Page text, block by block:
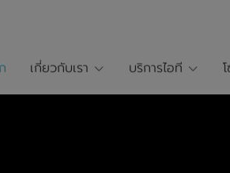
เกี่ยวกับเรา บริการไอที